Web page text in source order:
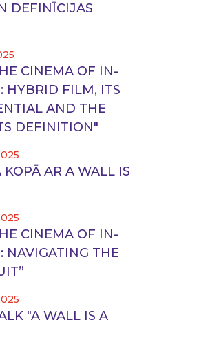
DEFINĪCIJAS
CINEMA OF IN-
HYBRID FILM, ITS
AND THE
DEFINITION"
KOPĀ AR A WALL IS
CINEMA OF IN-
NAVIGATING THE
"A WALL IS A